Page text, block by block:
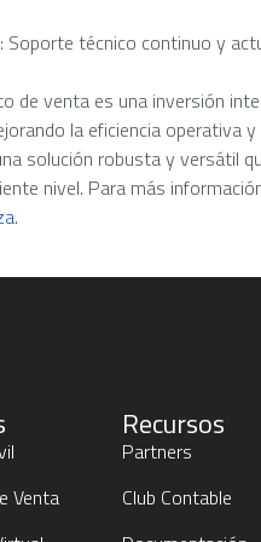
técnico continuo y
de venta es una inversión
la eficiencia operativa
solución robusta y versátil
nivel. Para más
.
Venta
Recursos
Partners
Club Contable